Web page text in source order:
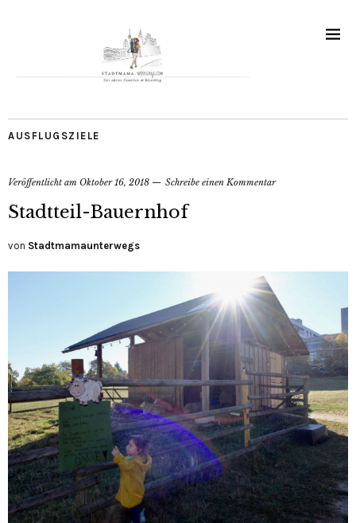
AUSFLUGSZIELE
Veröffentlicht am Oktober 16, 2018 Schreibe einen Kommentar
Stadtteil-Bauernhof
von Stadtmamaunterwegs